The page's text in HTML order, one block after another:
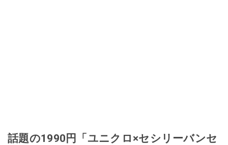
話題の1990円「ユニクロ×セシリーバンセ